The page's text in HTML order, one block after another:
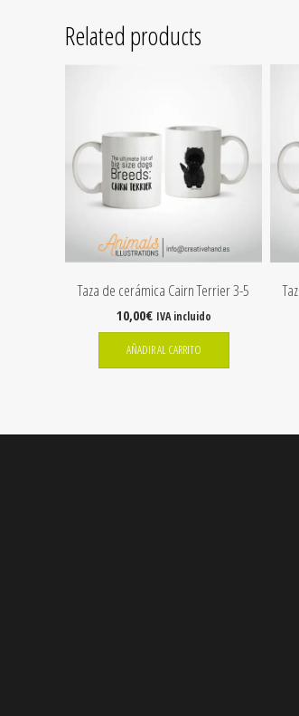
Related products
Taza de cerámica Cairn Terrier 3-5
10,00€ IVA incluido
AÑADIR AL CARRITO